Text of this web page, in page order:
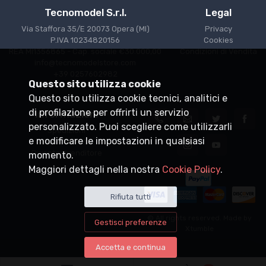
Tecnomodel S.r.l.
Via Staffora 35/E 20073 Opera (MI)
P.IVA 10234820156
REA MI1356865 - Cap. sociale €30.000,00
Legal
Privacy
Cookies
Condizioni di Vendita
Informazioni
Spedizioni
Punti vendita
Diventa rivenditore
Questo sito utilizza cookie
Questo sito utilizza cookie tecnici, analitici e
di profilazione per offrirti un servizio
personalizzato. Puoi scegliere come utilizzarli
e modificare le impostazioni in qualsiasi
momento.
Maggiori dettagli nella nostra Cookie Policy.
Rifiuta tutti
Gestisci preferenze
Accetta e continua